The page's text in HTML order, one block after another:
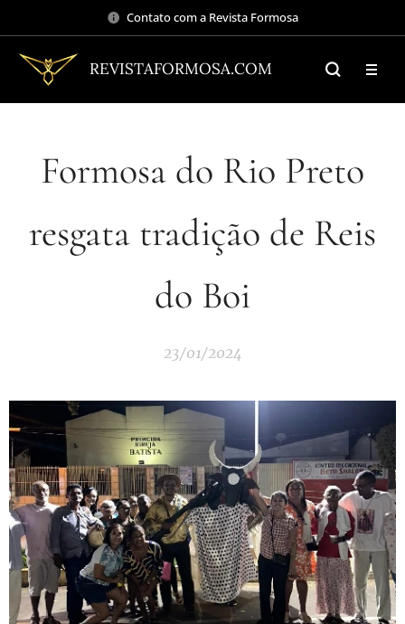
Contato com a Revista Formosa
REVISTAFORMOSA.COM
Formosa do Rio Preto
resgata tradição de Reis
do Boi
23/01/2024